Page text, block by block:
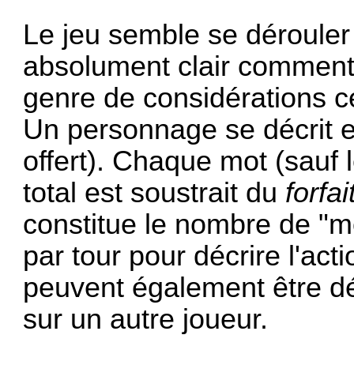
Le jeu semble se
absolument clair
genre de considérations
Un personnage se décrit
offert). Chaque mot (sauf
total est soustrait du
constitue le nombre de
par tour pour décrire
peuvent également être
sur un autre joueur.